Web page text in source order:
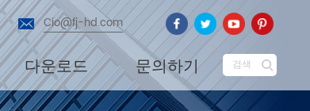
Cio@fj-hd.com
다운로드 문의하기 검색